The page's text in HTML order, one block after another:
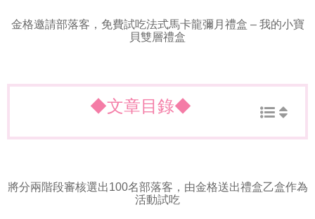
金格邀請部落客，免費試吃法式馬卡龍彌月禮盒 – 我的小寶
貝雙層禮盒
◆文章目錄◆
將分兩階段審核選出100名部落客，由金格送出禮盒乙盒作為
活動試吃